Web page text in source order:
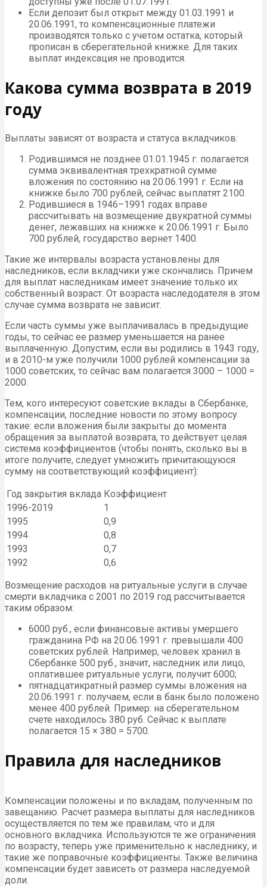
Если депозит был открыт между 01.03.1991 и
20.06.1991, то компенсационные платежи
производятся только с учетом остатка, который
прописан в сберегательной книжке. Для таких
выплат индексация не проводится.
Какова сумма возврата в 2019
году
Выплаты зависят от возраста и статуса вкладчиков:
Родившимся не позднее 01.01.1945 г. полагается
сумма эквивалентная трехкратной сумме
вложения по состоянию на 20.06.1991 г. Если на
книжке было 700 рублей, сейчас выплатят 2100.
Родившиеся в 1946–1991 годах вправе
рассчитывать на возмещение двукратной суммы
денег, лежавших на книжке к 20.06.1991 г. Было
700 рублей, государство вернет 1400.
Такие же интервалы возраста установлены для
наследников, если вкладчики уже скончались. Причем
для выплат наследникам имеет значение только их
собственный возраст. От возраста наследодателя в этом
случае сумма возврата не зависит.
Если часть суммы уже выплачивалась в предыдущие
годы, то сейчас ее размер уменьшается на ранее
выплаченную. Допустим, если вы родились в 1943 году,
и в 2010-м уже получили 1000 рублей компенсации за
1000 советских, то сейчас вам полагается 3000 – 1000 =
2000.
Тем, кого интересуют советские вклады в Сбербанке,
компенсации, последние новости по этому вопросу
такие: если вложения были закрыты до момента
обращения за выплатой возврата, то действует целая
система коэффициентов (чтобы понять, сколько вы в
итоге получите, следует умножить причитающуюся
сумму на соответствующий коэффициент):
Год закрытия вклада Коэффициент
1996-2019
1
1995
0,9
1994
0,8
1993
0,7
1992
0,6
Возмещение расходов на ритуальные услуги в случае
смерти вкладчика с 2001 по 2019 год рассчитывается
таким образом:
6000 руб., если финансовые активы умершего
гражданина РФ на 20.06.1991 г. превышали 400
советских рублей. Например, человек хранил в
Сбербанке 500 руб., значит, наследник или лицо,
оплатившее ритуальные услуги, получит 6000;
пятнадцатикратный размер суммы вложения на
20.06.1991 г. получаем, если в банк было положено
менее 400 рублей. Пример: на сберегательном
счете находилось 380 руб. Сейчас к выплате
полагается 15 × 380 = 5700.
Правила для наследников
Компенсации положены и по вкладам, полученным по
завещанию. Расчет размера выплаты для наследников
осуществляется по тем же правилам, что и для
основного вкладчика. Используются те же ограничения
по возрасту, теперь уже применительно к наследнику, и
такие же поправочные коэффициенты. Также величина
компенсации будет зависеть от размера наследуемой
доли.